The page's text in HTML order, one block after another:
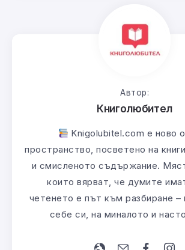
Автор:
Книголюбител
Knigolubitel.com е ново
пространство, посветено на
и смисленото съдържание.
които вярват, че думите
четенето е път към разбиране –
себе си, на миналото и